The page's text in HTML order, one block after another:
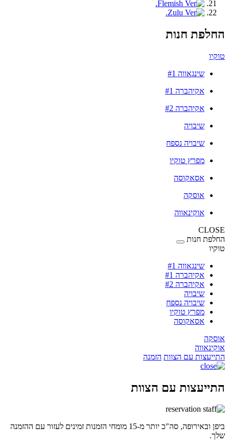
החלפת חנות
טוקיו
שינגאווה #1
אקיהברה #1
אקיהברה #2
שיבויה
שיבויה נספח
מפרץ טוקיו
אסאקוסה
אוסקה
אוקינאווה
CLOSE
החלפת חנות
טוקיו
שינגאווה #1
אקיהברה #1
אקיהברה #2
שיבויה
שיבויה נספח
מפרץ טוקיו
אסאקוסה
אוסקה
אוקינאווה
התייעצות עם הצוות הזמנה
התייעצות עם הצוות
ביפן ובאירופה, סה"כ יותר מ-15 מומחי הזמנות זמינים לעזור עם ההזמנה
שלך.